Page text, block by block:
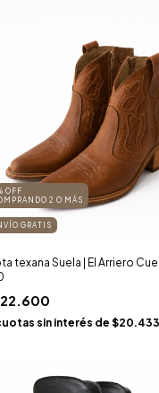
OFF
2 O MÁS
GRATIS
texana Suela | El Arriero
sin interés de